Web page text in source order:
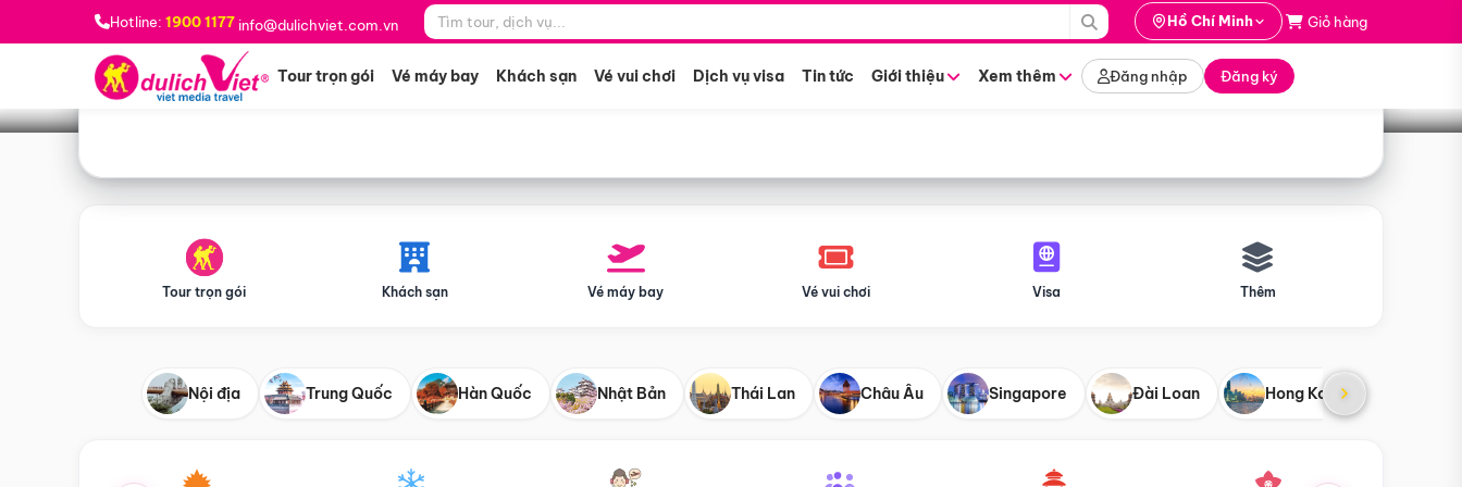
Hotline: 1900 1177 info@dulichviet.com.vn Hồ Chí Minh Giỏ hàng
Tour trọn gói Vé máy bay Khách sạn Vé vui chơi Dịch vụ visa Tin tức Giới thiệu Xem thêm Đăng nhập Đăng ký
Bạn muốn đi đâu? *
Tìm tour
Tour trọn gói Khách sạn Vé máy bay Vé vui chơi Visa Thêm
Nội địa Trung Quốc Hàn Quốc Nhật Bản Thái Lan Châu Âu Singapore Đài Loan Hong Kong